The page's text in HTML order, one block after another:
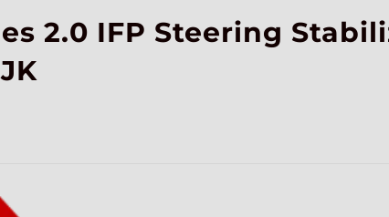
2.0 IFP Steering